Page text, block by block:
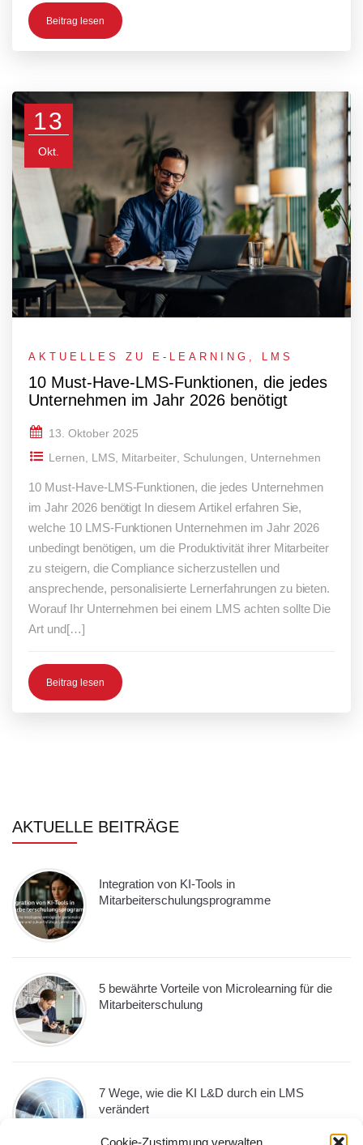
Cookie-Zustimmung verwalten
Beitrag lesen
13
Okt.
AKTUELLES ZU E-LEARNING LMS
10 Must-Have-LMS-Funktionen, die jedes
Unternehmen im Jahr 2026 benötigt
13. Oktober 2025
Lernen
LMS Mitarbeiter Schulungen Unternehmen
10 Must-Have-LMS-Funktionen, die jedes Unternehmen
im Jahr 2026 benötigt In diesem Artikel erfahren Sie,
welche 10 LMS-Funktionen Unternehmen im Jahr 2026
unbedingt benötigen, um die Produktivität ihrer Mitarbeiter
zu steigern, die Compliance sicherzustellen und
ansprechende, personalisierte Lernerfahrungen zu bieten.
Worauf Ihr Unternehmen bei einem LMS achten sollte Die
Art und[…]
Beitrag lesen
AKTUELLE BEITRÄGE
Integration von KI-Tools in
Mitarbeiterschulungsprogramme
5 bewährte Vorteile von Microlearning für die
Mitarbeiterschulung
7 Wege, wie die KI L&D durch ein LMS
verändert